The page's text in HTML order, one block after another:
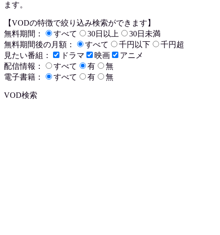
ます。
【VODの特徴で絞り込み検索ができます】
無料期間：
すべて 30日以上
30日未満
無料期間後の月額：
すべて 千円以下
千円超
見たい番組：
ドラマ 映画
アニメ
配信情報：
すべて 有
無
電子書籍：
すべて 有 無
VOD検索